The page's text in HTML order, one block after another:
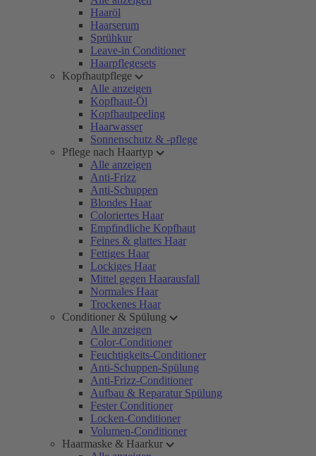
Haaröl
Haarserum
Sprühkur
Leave-in Conditioner
Haarpflegesets
Kopfhautpflege
Alle anzeigen
Kopfhaut-Öl
Kopfhautpeeling
Haarwasser
Sonnenschutz & -pflege
Pflege nach Haartyp
Alle anzeigen
Anti-Frizz
Anti-Schuppen
Blondes Haar
Coloriertes Haar
Empfindliche Kopfhaut
Feines & glattes Haar
Fettiges Haar
Lockiges Haar
Mittel gegen Haarausfall
Normales Haar
Trockenes Haar
Conditioner & Spülung
Alle anzeigen
Color-Conditioner
Feuchtigkeits-Conditioner
Anti-Schuppen-Spülung
Anti-Frizz-Conditioner
Aufbau & Reparatur Spülung
Fester Conditioner
Locken-Conditioner
Volumen-Conditioner
Haarmaske & Haarkur